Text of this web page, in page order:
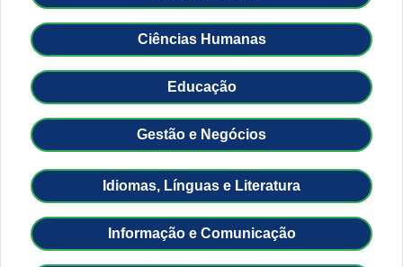
Ciências Humanas
Educação
Gestão e Negócios
Idiomas, Línguas e Literatura
Informação e Comunicação